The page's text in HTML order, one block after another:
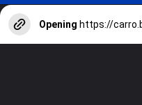
Opening